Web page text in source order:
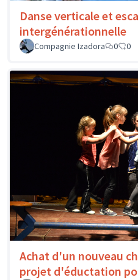
Danse verticale et
intergénérationnelle
Compagnie Izadora
0 0
Achat d'un nouveau
projet d'éductation